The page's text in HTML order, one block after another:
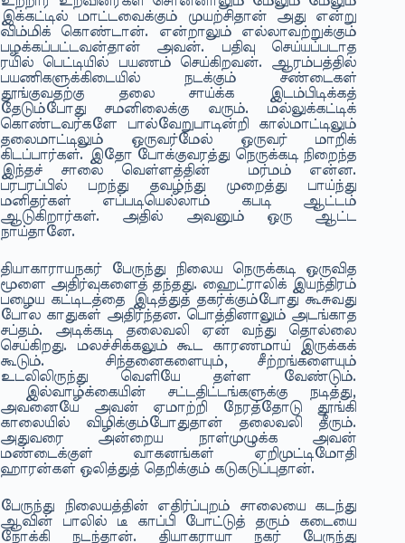
இக்கட்டில் மாட்டவைக்கும் முயற்சிதான் அது என்று
விம்மிக் கொண்டான். என்றாலும் எல்லாவற்றுக்கும்
பழக்கப்பட்டவன்தான் அவன். பதிவு செய்யப்படாத
ரயில் பெட்டியில் பயணம் செய்கிறவன். ஆரம்பத்தில்
பயணிகளுக்கிடையில் நடக்கும் சண்டைகள்
தூங்குவதற்கு தலை சாய்க்க இடம்பிடிக்கத்
தேடும்போது சமனிலைக்கு வரும். மல்லுக்கட்டிக்
கொண்டவர்களே பால்வேறுபாடின்றி கால்மாட்டிலும்
தலைமாட்டிலும் ஒருவர்மேல் ஒருவர் மாறிக்
கிடப்பார்கள். இதோ போக்குவரத்து நெருக்கடி நிறைந்த
இந்தச் சாலை வெள்ளத்தின் மர்மம் என்ன.
பரபரப்பில் பறந்து தவழ்ந்து முறைத்து பாய்ந்து
மனிதர்கள் எப்படியெல்லாம் கபடி ஆட்டம்
ஆடுகிறார்கள். அதில் அவனும் ஒரு ஆட்ட
நாய்தானே.
தியாகாராயநகர் பேருந்து நிலைய நெருக்கடி ஒருவித
மூளை அதிர்வுகளைத் தந்தது. ஹைட்ராலிக் இயந்திரம்
பழைய கட்டிடத்தை இடித்துத் தகர்க்கும்போது கூசுவது
போல காதுகள் அதிர்ந்தன. பொத்தினாலும் அடங்காத
சப்தம். அடிக்கடி தலைவலி ஏன் வந்து தொல்லை
செய்கிறது. மலச்சிக்கலும் கூட காரணமாய் இருக்கக்
கூடும். சிந்தனைகளையும், சீற்றங்களையும்
உடலிலிருந்து வெளியே தள்ள வேண்டும்.
இல்வாழ்க்கையின் சட்டதிட்டங்களுக்கு நடித்து,
அவனையே அவன் ஏமாற்றி நேரத்தோடு தூங்கி
காலையில் விழிக்கும்போதுதான் தலைவலி தீரும்.
அதுவரை அன்றைய நாள்முழுக்க அவன்
மண்டைக்குள் வாகனங்கள் ஏறிமுட்டிமோதி
ஹாரன்கள் ஒலித்துத் தெறிக்கும் கடுகடுப்புதான்.
பேருந்து நிலையத்தின் எதிர்ப்புறம் சாலையை கடந்து
ஆவின் பாலில் டீ காப்பி போட்டுத் தரும் கடையை
நோக்கி நடந்தான். தியாகராயா நகர் பேருந்து